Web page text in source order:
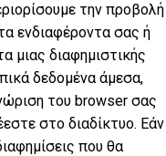
την προβολή
ενδιαφέροντα σας ή
μιας διαφημιστικής
δεδομένα άμεσα,
του browser σας
στο διαδίκτυο. Εάν
που θα